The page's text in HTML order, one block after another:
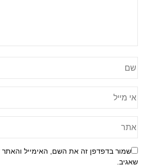
שמור בדפדפן זה את השם, האימייל
שאגיב.